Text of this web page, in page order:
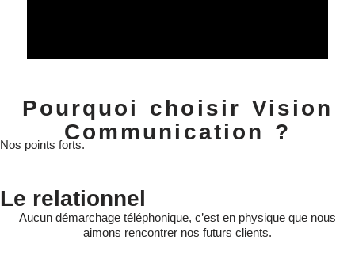
Pourquoi choisir Vision
Communication ?
Nos points forts.
Le relationnel
Aucun démarchage téléphonique, c’est en physique que nous
aimons rencontrer nos futurs clients.